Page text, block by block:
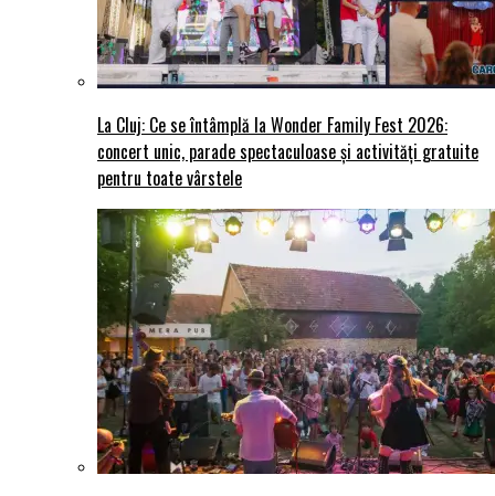
La Cluj: Ce se întâmplă la Wonder Family Fest 2026:
concert unic, parade spectaculoase și activități gratuite
pentru toate vârstele